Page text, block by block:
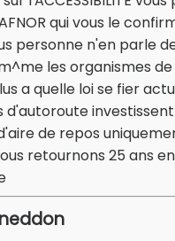
qui vous le
personne n'en parle
les organismes
a quelle loi se fier
d'autoroute
de repos
retournons 25 ans